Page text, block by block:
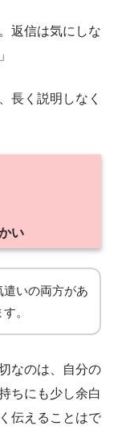
返信は気にしな
長く説明しなく
い
いの両方があ
。
なのは、自分の
ちにも少し余白
伝えることはで